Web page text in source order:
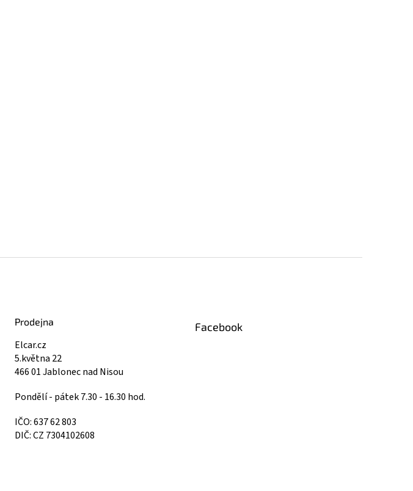
Prodejna
Elcar.cz
5.května 22
466 01 Jablonec nad Nisou
Pondělí - pátek 7.30 - 16.30 hod.
IČO: 637 62 803
DIČ: CZ 7304102608
Facebook